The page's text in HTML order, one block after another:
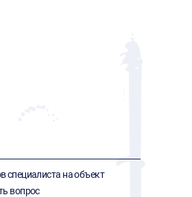
специалиста на объект
вопрос